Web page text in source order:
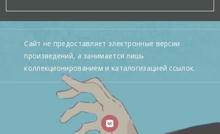
Сайт не предоставляет электронные версии
произведений, а занимается лишь
коллекционированием и каталогизацией ссылок.